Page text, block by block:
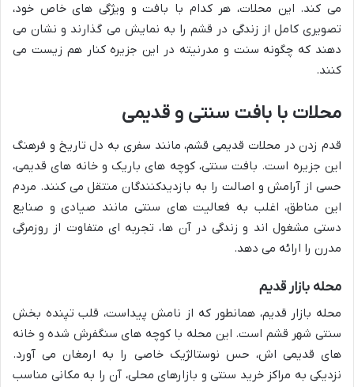
می کند. این محلات، هر کدام با بافت و ویژگی های خاص خود،
تصویری کامل از زندگی در قشم را به نمایش می گذارند و نشان می
دهند که چگونه سنت و مدرنیته در این جزیره کنار هم زیست می
کنند.
محلات با بافت سنتی و قدیمی
قدم زدن در محلات قدیمی قشم، مانند سفری به دل تاریخ و فرهنگ
این جزیره است. بافت سنتی، کوچه های باریک و خانه های قدیمی،
حسی از آرامش و اصالت را به بازدیدکنندگان منتقل می کنند. مردم
این مناطق، اغلب به فعالیت های سنتی مانند صیادی و صنایع
دستی مشغول اند و زندگی در آن ها، تجربه ای متفاوت از روزمرگی
مدرن را ارائه می دهد.
محله بازار قدیم
محله بازار قدیم، همانطور که از نامش پیداست، قلب تپنده بخش
سنتی شهر قشم است. این محله با کوچه های سنگفرش شده و خانه
های قدیمی اش، حس نوستالژیک خاصی را به ارمغان می آورد.
نزدیکی به مراکز خرید سنتی و بازارهای محلی، آن را به مکانی مناسب